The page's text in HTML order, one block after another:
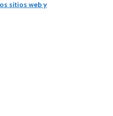
sitios web y